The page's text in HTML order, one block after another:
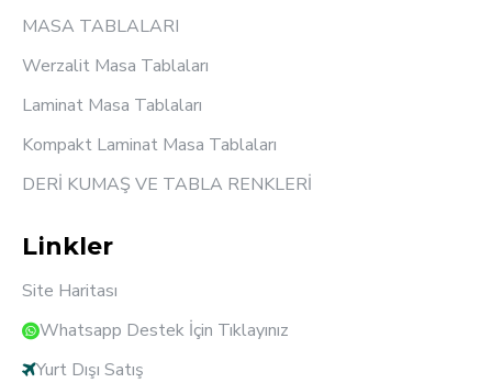
MASA TABLALARI
Werzalit Masa Tablaları
Laminat Masa Tablaları
Kompakt Laminat Masa Tablaları
DERİ KUMAŞ VE TABLA RENKLERİ
Linkler
Site Haritası
Whatsapp Destek İçin Tıklayınız
Yurt Dışı Satış